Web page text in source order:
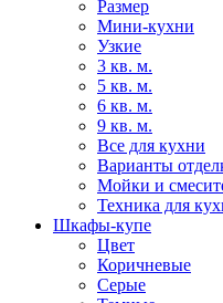
Размер
Мини-кухни
Узкие
3 кв. м.
5 кв. м.
6 кв. м.
9 кв. м.
Все для кухни
Варианты
Мойки и
Техника для
Шкафы-купе
Цвет
Коричневые
Серые